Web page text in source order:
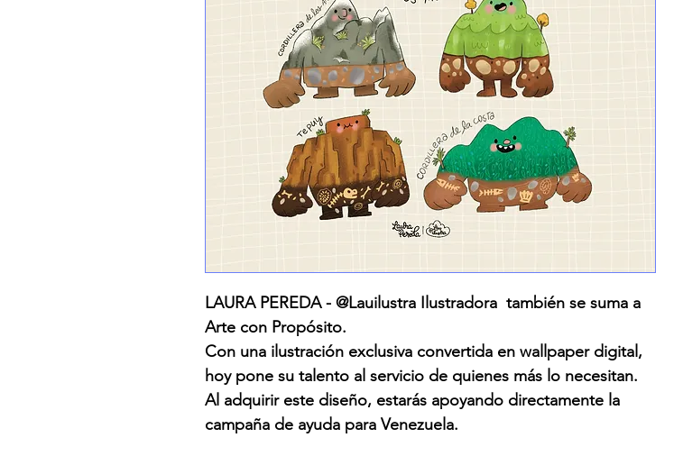
LAURA PEREDA - @Lauilustra Ilustradora también se suma a
Arte con Propósito.
Con una ilustración exclusiva convertida en wallpaper digital,
hoy pone su talento al servicio de quienes más lo necesitan.
Al adquirir este diseño, estarás apoyando directamente la
campaña de ayuda para Venezuela.